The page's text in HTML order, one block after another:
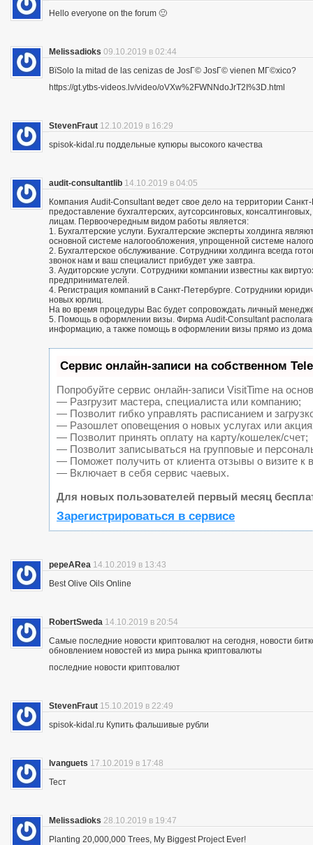
Hello everyone on the forum 🙂
Melissadioks 09.10.2019 в 02:44
ВїSolo la mitad de las cenizas de JosГ© JosГ© vienen MГ©xico?
https://gt.ytbs-videos.lv/video/oVXw%2FWNNdoJrT2I%3D.html
StevenFraut 12.10.2019 в 16:29
spisok-kidal.ru поддельные купюры высокого качества
audit-consultantlib 14.10.2019 в 04:05
Компания Audit-Consultant ведет свое дело на территории
предоставление бухгалтерских, аутсорсинговых,
лицам. Первоочередным видом работы является:
1. Бухгалтерские услуги. Бухгалтерские эксперты холдинга
основной системе налогообложения, упрощенной системе
2. Бухгалтерское обслуживание. Сотрудники холдинга всегда
звонок нам и ваш специалист прибудет уже завтра.
3. Аудиторские услуги. Сотрудники компании известны как
предпринимателей.
4. Регистрация компаний в Санкт-Петербурге. Сотрудники
новых юрлиц.
На во время процедуры Вас будет сопровождать личный
5. Помощь в оформлении визы. Фирма Audit-Consultant
информацию, а также помощь в оформлении визы прямо из
Сервис онлайн-записи на собственном
Попробуйте сервис онлайн-записи VisitTime на
— Разгрузит мастера, специалиста или компанию;
— Позволит гибко управлять расписанием и
— Разошлет оповещения о новых услугах или
— Позволит принять оплату на карту/кошелек/счет;
— Позволит записываться на групповые и
— Поможет получить от клиента отзывы о визите к
— Включает в себя сервис чаевых.
Для новых пользователей первый месяц
Зарегистрироваться в сервисе
pepeARea 14.10.2019 в 13:43
Best Olive Oils Online
RobertSweda 14.10.2019 в 20:54
Самые последние новости криптовалют на сегодня, новости
обновлением новостей из мира рынка криптовалюты
последние новости криптовалют
StevenFraut 15.10.2019 в 22:49
spisok-kidal.ru Купить фальшивые рубли
Ivanguets 17.10.2019 в 17:48
Тест
Melissadioks 28.10.2019 в 19:47
Planting 20,000,000 Trees, My Biggest Project Ever!